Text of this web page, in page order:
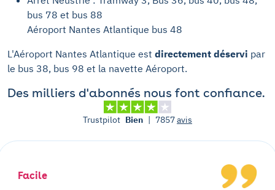
bus 78 et bus 88
Aéroport Nantes Atlantique bus 48
L'Aéroport Nantes Atlantique est directement déservi par
le bus 38, bus 98 et la navette Aéroport.
Des milliers d'abonnés nous font confiance.
Trustpilot Bien 7857avis
Facile